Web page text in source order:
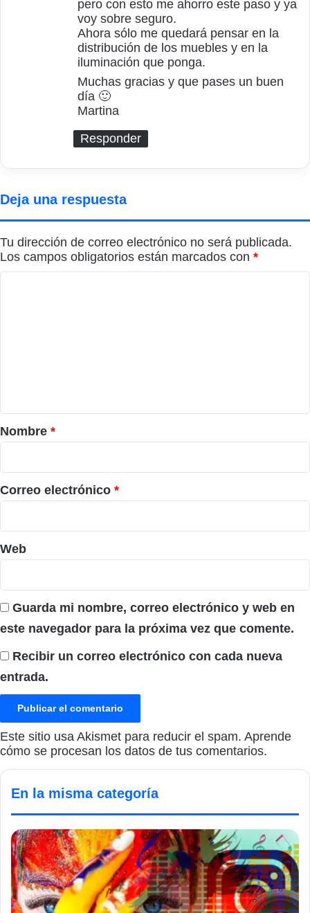
pero con esto me ahorro este paso y ya
voy sobre seguro.
Ahora sólo me quedará pensar en la
distribución de los muebles y en la
iluminación que ponga.
Muchas gracias y que pases un buen
día 🙂
Martina
Responder
Deja una respuesta
Tu dirección de correo electrónico no será publicada.
Los campos obligatorios están marcados con *
r
i
o
*
Nombre *
Correo electrónico *
Web
Guarda mi nombre, correo electrónico y web en
este navegador para la próxima vez que comente.
Recibir un correo electrónico con cada nueva
entrada.
Este sitio usa Akismet para reducir el spam. Aprende
cómo se procesan los datos de tus comentarios.
En la misma categoría